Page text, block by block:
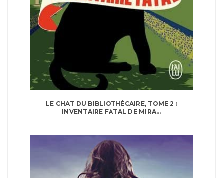
LE CHAT DU BIBLIOTHÉCAIRE, TOME 2 :
INVENTAIRE FATAL DE MIRA...